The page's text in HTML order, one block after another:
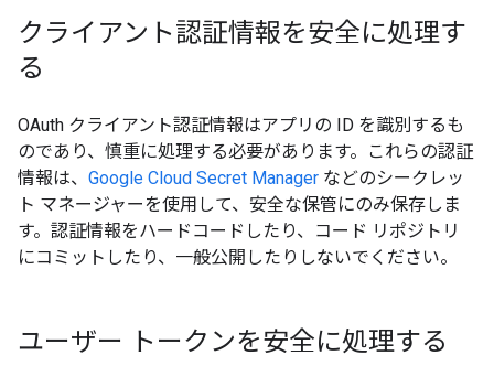
クライアント認証情報を安全に処理す
る
OAuth クライアント認証情報はアプリの ID を識別するも
のであり、慎重に処理する必要があります。これらの認証
情報は、 Google Cloud Secret Manager などのシークレッ
ト マネージャーを使用して、安全な保管にのみ保存しま
す。認証情報をハードコードしたり、コード リポジトリ
にコミットしたり、一般公開したりしないでください。
ユーザー トークンを安全に処理する